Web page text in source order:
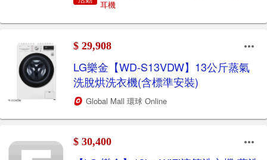
耳機
$ 29,908
LG樂金【WD-S13VDW】13公斤蒸氣
洗脫烘洗衣機(含標準安裝)
Global Mall 環球 Online
$ 30,400